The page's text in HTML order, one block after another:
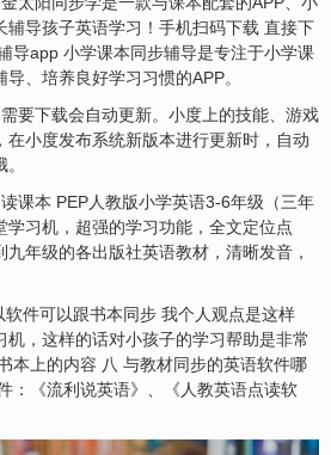
辅导孩子英语学习！手机扫码下载 直接下
导app 小学课本同步辅导是专注于小学课
、培养良好学习习惯的APP。
要下载会自动更新。小度上的技能、游戏
在小度发布系统新版本进行更新时，自动
课本 PEP人教版小学英语3-6年级（三年
学习机，超强的学习功能，全文定位点
年级的各出版社英语教材，清晰发音，
件可以跟书本同步 我个人观点是这样
机，这样的话对小孩子的学习帮助是非常
本上的内容 八 与教材同步的英语软件哪
：《流利说英语》、《人教英语点读软